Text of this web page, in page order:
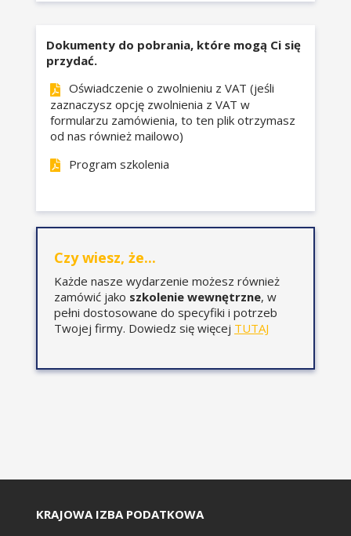
Dokumenty do pobrania, które mogą Ci się
przydać.
Oświadczenie o zwolnieniu z VAT (jeśli
zaznaczysz opcję zwolnienia z VAT w
formularzu zamówienia, to ten plik otrzymasz
od nas również mailowo)
Program szkolenia
Czy wiesz, że...
Każde nasze wydarzenie możesz również
zamówić jako szkolenie wewnętrzne, w
pełni dostosowane do specyfiki i potrzeb
Twojej firmy. Dowiedz się więcej TUTAJ
KRAJOWA IZBA PODATKOWA